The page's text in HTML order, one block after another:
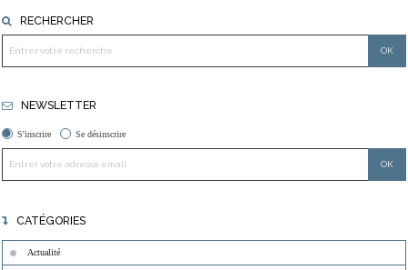
RECHERCHER
NEWSLETTER
S'inscrire Se désinscrire
CATÉGORIES
Actualité